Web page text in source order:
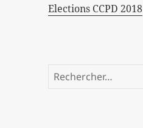
Elections CCPD 2018
Rechercher :